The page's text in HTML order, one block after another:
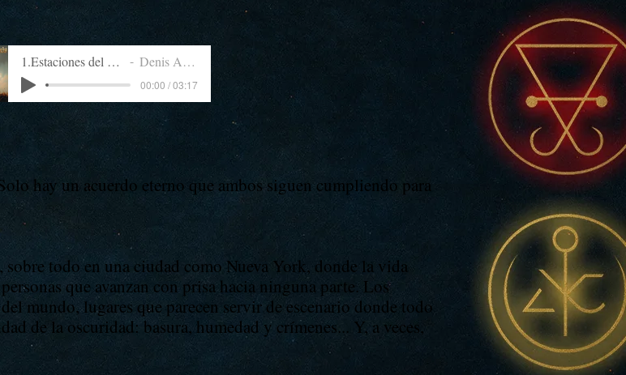
1.Estaciones del adiós_ Denis Astelar
00:00 / 03:17
hay un acuerdo eterno que ambos siguen cumpliendo para
todo en una ciudad como Nueva York, donde la vida
que avanzan con prisa hacia ninguna parte. Los
mundo, lugares que parecen servir de escenario donde todo
de la oscuridad: basura, humedad y crímenes... Y, a veces,